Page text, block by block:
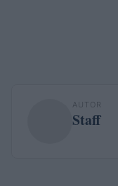
AUTOR
Staff